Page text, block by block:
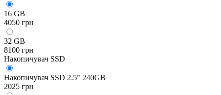
16 GB
4050 грн
32 GB
8100 грн
Накопичувач SSD
Накопичувач SSD 2.5" 240GB
2025 грн